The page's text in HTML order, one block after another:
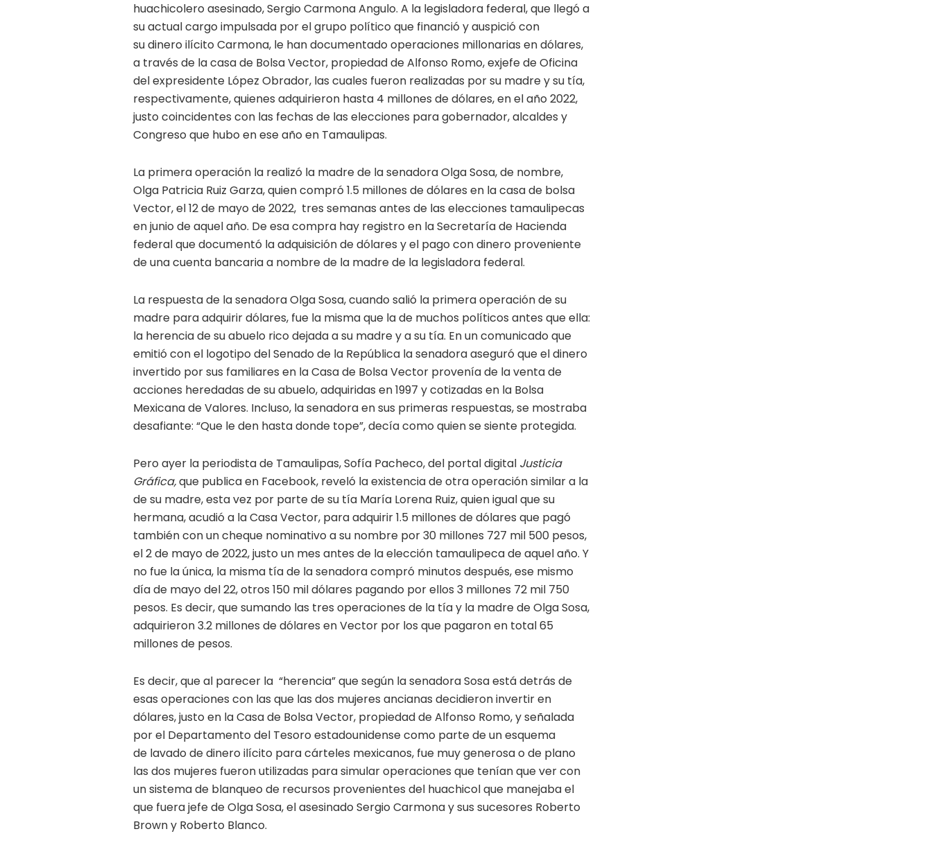
huachicolero asesinado, Sergio Carmona Angulo. A la legisladora federal, que llegó a
su actual cargo impulsada por el grupo político que financió y auspició con
su dinero ilícito Carmona, le han documentado operaciones millonarias en dólares,
a través de la casa de Bolsa Vector, propiedad de Alfonso Romo, exjefe de Oficina
del expresidente López Obrador, las cuales fueron realizadas por su madre y su tía,
respectivamente, quienes adquirieron hasta 4 millones de dólares, en el año 2022,
justo coincidentes con las fechas de las elecciones para gobernador, alcaldes y
Congreso que hubo en ese año en Tamaulipas.
La primera operación la realizó la madre de la senadora Olga Sosa, de nombre,
Olga Patricia Ruiz Garza, quien compró 1.5 millones de dólares en la casa de bolsa
Vector, el 12 de mayo de 2022, tres semanas antes de las elecciones tamaulipecas
en junio de aquel año. De esa compra hay registro en la Secretaría de Hacienda
federal que documentó la adquisición de dólares y el pago con dinero proveniente
de una cuenta bancaria a nombre de la madre de la legisladora federal.
La respuesta de la senadora Olga Sosa, cuando salió la primera operación de su
madre para adquirir dólares, fue la misma que la de muchos políticos antes que ella:
la herencia de su abuelo rico dejada a su madre y a su tía. En un comunicado que
emitió con el logotipo del Senado de la República la senadora aseguró que el dinero
invertido por sus familiares en la Casa de Bolsa Vector provenía de la venta de
acciones heredadas de su abuelo, adquiridas en 1997 y cotizadas en la Bolsa
Mexicana de Valores. Incluso, la senadora en sus primeras respuestas, se mostraba
desafiante: “Que le den hasta donde tope”, decía como quien se siente protegida.
Pero ayer la periodista de Tamaulipas, Sofía Pacheco, del portal digital Justicia
Gráfica,que publica en Facebook, reveló la existencia de otra operación similar a la
de su madre, esta vez por parte de su tía María Lorena Ruiz, quien igual que su
hermana, acudió a la Casa Vector, para adquirir 1.5 millones de dólares que pagó
también con un cheque nominativo a su nombre por 30 millones 727 mil 500 pesos,
el 2 de mayo de 2022, justo un mes antes de la elección tamaulipeca de aquel año. Y
no fue la única, la misma tía de la senadora compró minutos después, ese mismo
día de mayo del 22, otros 150 mil dólares pagando por ellos 3 millones 72 mil 750
pesos. Es decir, que sumando las tres operaciones de la tía y la madre de Olga Sosa,
adquirieron 3.2 millones de dólares en Vector por los que pagaron en total 65
millones de pesos.
Es decir, que al parecer la “herencia” que según la senadora Sosa está detrás de
esas operaciones con las que las dos mujeres ancianas decidieron invertir en
dólares, justo en la Casa de Bolsa Vector, propiedad de Alfonso Romo, y señalada
por el Departamento del Tesoro estadounidense como parte de un esquema
de lavado de dinero ilícito para cárteles mexicanos, fue muy generosa o de plano
las dos mujeres fueron utilizadas para simular operaciones que tenían que ver con
un sistema de blanqueo de recursos provenientes del huachicol que manejaba el
que fuera jefe de Olga Sosa, el asesinado Sergio Carmona y sus sucesores Roberto
Brown y Roberto Blanco.